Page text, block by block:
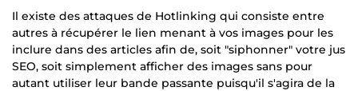
Il existe des attaques de Hotlinking qui consiste entre
autres à récupérer le lien menant à vos images pour les
inclure dans des articles afin de, soit "siphonner" votre jus
SEO, soit simplement afficher des images sans pour
autant utiliser leur bande passante puisqu'il s'agira de la